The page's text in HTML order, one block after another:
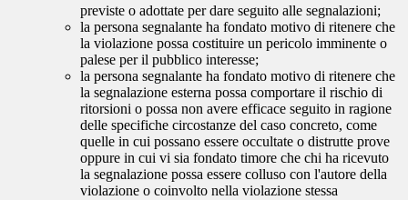
previste o adottate per dare seguito alle segnalazioni;
la persona segnalante ha fondato motivo di ritenere che
la violazione possa costituire un pericolo imminente o
palese per il pubblico interesse;
la persona segnalante ha fondato motivo di ritenere che
la segnalazione esterna possa comportare il rischio di
ritorsioni o possa non avere efficace seguito in ragione
delle specifiche circostanze del caso concreto, come
quelle in cui possano essere occultate o distrutte prove
oppure in cui vi sia fondato timore che chi ha ricevuto
la segnalazione possa essere colluso con l'autore della
violazione o coinvolto nella violazione stessa